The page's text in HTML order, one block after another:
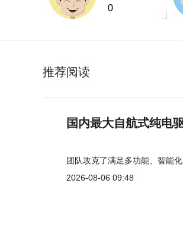
0
推荐阅读
国内最大自航式纯电
团队攻克了满足多功能、智能
2026-08-06 09:48